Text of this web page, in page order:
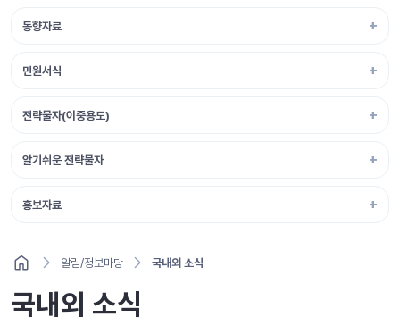
동향자료
민원서식
전략물자(이중용도)
알기쉬운 전략물자
홍보자료
알림/정보마당 국내외 소식
국내외 소식